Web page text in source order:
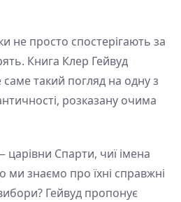
не просто спостерігають за
Книга Клер Гейвуд
такий погляд на одну з
розказану очима
царівни Спарти, чиї імена
ми знаємо про їхні справжні
Гейвуд пропонує